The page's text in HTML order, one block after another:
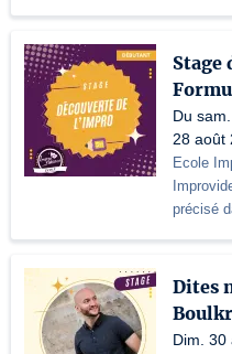
Stage
Du
28 août
Ecole
précisé
Dites
Dim. 30